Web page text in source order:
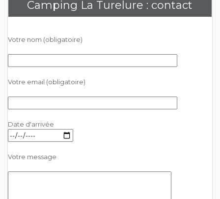
Camping La Turelure : contact
Votre nom (obligatoire)
Votre email (obligatoire)
Date d'arrivée
Votre message